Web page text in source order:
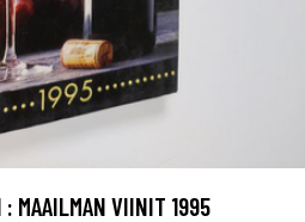
: MAAILMAN VIINIT 1995